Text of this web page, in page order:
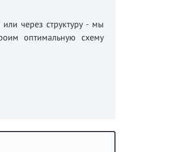
через структуру - мы
оптимальную схему